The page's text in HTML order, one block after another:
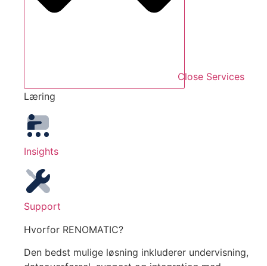
Close Services
Læring
Insights
Support
Hvorfor RENOMATIC?
Den bedst mulige løsning inkluderer undervisning,